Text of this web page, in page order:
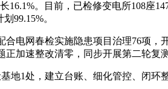
。目前，已检修变电所108座
99.15%。
网春检实施隐患项目治理76项，
加速整改清零，同步开展第二轮复
1处，建立台账、细化管控、闭环